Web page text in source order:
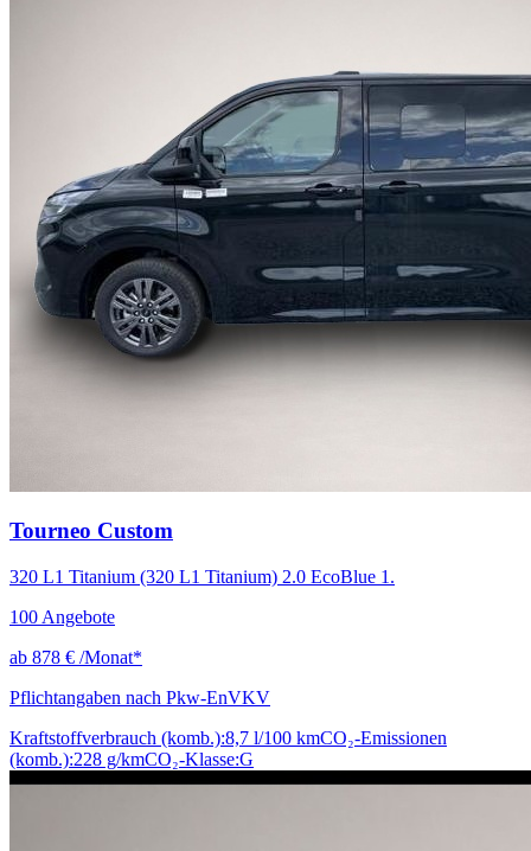
Tourneo Custom
320 L1 Titanium (320 L1 Titanium) 2.0 EcoBlue 1.
100 Angebote
ab 878 € /Monat*
Pflichtangaben nach Pkw-EnVKV
Kraftstoffverbrauch (komb.):8,7 l/100 kmCO₂-Emissionen
(komb.):228 g/kmCO₂-Klasse:G